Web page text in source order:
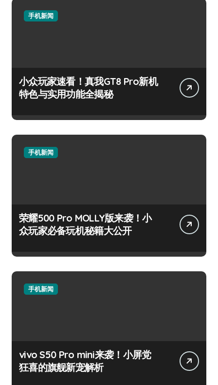
手机新闻
小众玩家速看！真我GT8 Pro新机
特色与实用功能全揭秘
手机新闻
荣耀500 Pro MOLLY版来袭！小
众玩家必备玩机秘籍大公开
手机新闻
vivo S50 Pro mini来袭！小屏党
狂喜的旗舰新宠解析